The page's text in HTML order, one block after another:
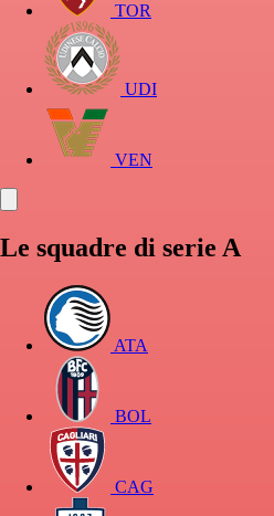
TOR
UDI
VEN
Le squadre di serie A
ATA
BOL
CAG